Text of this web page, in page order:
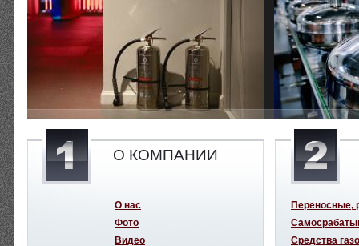
О КОМПАНИИ
О нас
Фото
Видео
Переносные,
Средства